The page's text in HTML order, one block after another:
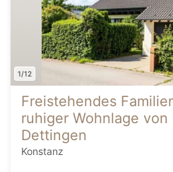
1/12
Freistehendes
ruhiger Wohnlage von
Dettingen
Konstanz